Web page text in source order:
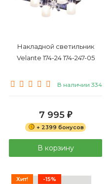
Накладной светильник
Velante 174-24 174-247-05
В наличии 334
7 995 ₽
+ 2399 бонусов
В корзину
Хит! -15%